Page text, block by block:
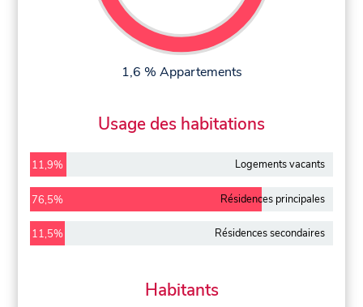
1,6 % Appartements
Usage des habitations
11,9% Logements vacants
76,5% Résidences principales
11,5% Résidences secondaires
Habitants